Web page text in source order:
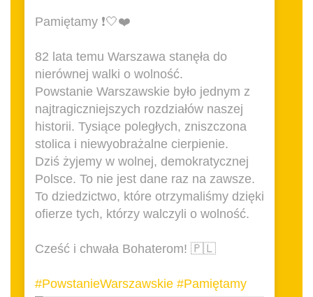
Pamiętamy ❗️🤍❤️
82 lata temu Warszawa stanęła do
nierównej walki o wolność.
Powstanie Warszawskie było jednym z
najtragiczniejszych rozdziałów naszej
historii. Tysiące poległych, zniszczona
stolica i niewyobrażalne cierpienie.
Dziś żyjemy w wolnej, demokratycznej
Polsce. To nie jest dane raz na zawsze.
To dziedzictwo, które otrzymaliśmy dzięki
ofierze tych, którzy walczyli o wolność.
Cześć i chwała Bohaterom! 🇵🇱
#PowstanieWarszawskie #Pamiętamy